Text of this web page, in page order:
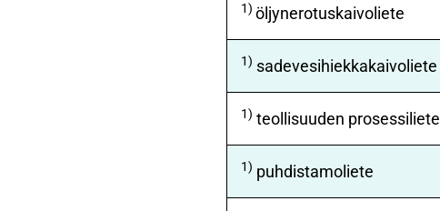
1) öljynerotuskaivoliete
1) sadevesihiekkakaivoliete
1) teollisuuden prosessiliete
1) puhdistamoliete